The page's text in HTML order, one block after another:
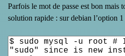
Parfois le mot de passe est bon mais
solution rapide : sur debian l’option